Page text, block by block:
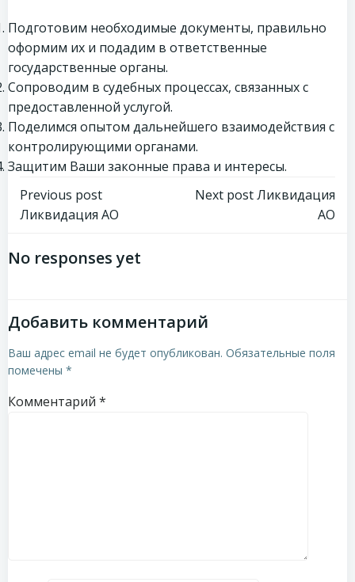
Подготовим необходимые документы, правильно
оформим их и подадим в ответственные
государственные органы.
Сопроводим в судебных процессах, связанных с
предоставленной услугой.
Поделимся опытом дальнейшего взаимодействия с
контролирующими органами.
Защитим Ваши законные права и интересы.
Навигация
записям
Previous post
Ликвидация АО
Навигация
Next postЛиквидация
АО
No responses yet
Добавить комментарий
Ваш адрес email не будет опубликован. Обязательные поля
помечены *
Комментарий *